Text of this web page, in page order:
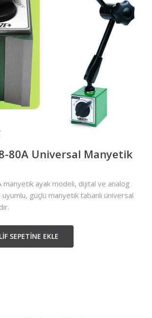
80A Universal Manyetik
ayak modeli, dijital ve analog
güçlü manyetik tabanlı üniversal
SEPETİNE EKLE